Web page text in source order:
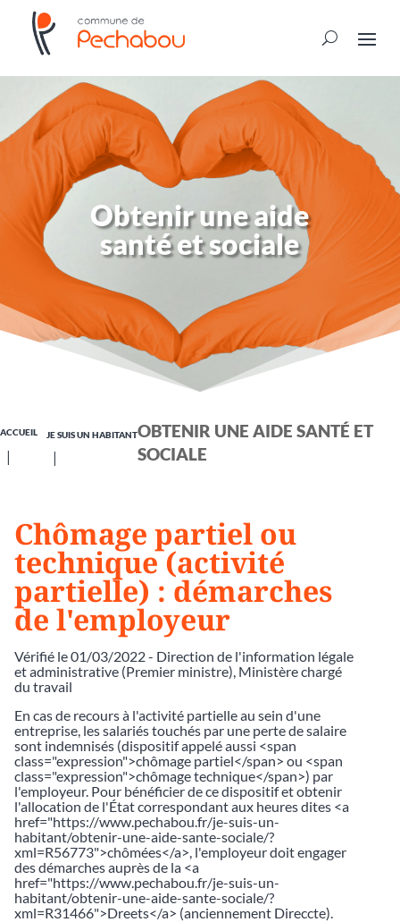
Obtenir une aide
santé et sociale
ACCUEIL JE SUIS UN HABITANTOBTENIR UNE AIDE SANTÉ ET
SOCIALE
Chômage partiel ou
technique (activité
partielle) : démarches
de l'employeur
Vérifié le 01/03/2022 - Direction de l'information légale
et administrative (Premier ministre), Ministère chargé
du travail
En cas de recours à l'activité partielle au sein d'une
entreprise, les salariés touchés par une perte de salaire
sont indemnisés (dispositif appelé aussi <span
class="expression">chômage partiel</span> ou <span
class="expression">chômage technique</span>) par
l'employeur. Pour bénéficier de ce dispositif et obtenir
l'allocation de l'État correspondant aux heures dites <a
href="https://www.pechabou.fr/je-suis-un-
habitant/obtenir-une-aide-sante-sociale/?
xml=R56773">chômées</a>, l'employeur doit engager
des démarches auprès de la <a
href="https://www.pechabou.fr/je-suis-un-
habitant/obtenir-une-aide-sante-sociale/?
xml=R31466">Dreets</a> (anciennement Direccte).